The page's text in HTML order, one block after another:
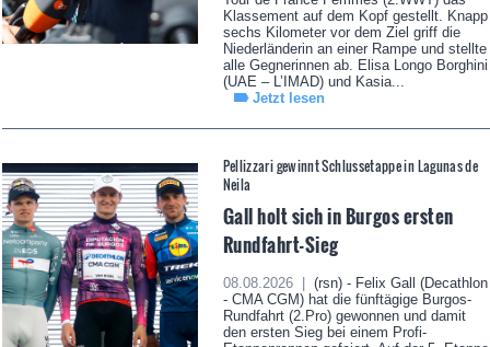
Klassement auf dem Kopf gestellt. Knapp
sechs Kilometer vor dem Ziel griff die
Niederländerin an einer Rampe und stellte
alle Gegnerinnen ab. Elisa Longo Borghini
(UAE – L’IMAD) und Kasia...
Jetzt lesen
Pellizzari gewinnt Schlussetappe in Lagunas de
Neila
Gall holt sich in Burgos ersten
Rundfahrt-Sieg
08.08.2026 |
(rsn) - Felix Gall (Decathlon
- CMA CGM) hat die fünftägige Burgos-
Rundfahrt (2.Pro) gewonnen und damit
den ersten Sieg bei einem Profi-